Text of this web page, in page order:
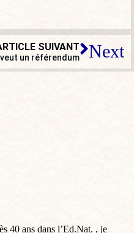
SUIVANT
un référendum Next
40 ans dans l’Ed.Nat. , je